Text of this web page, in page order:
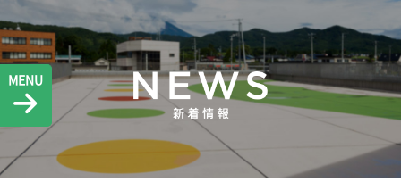
MENU